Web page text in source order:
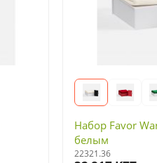
Набор Favor
белым
22321.36